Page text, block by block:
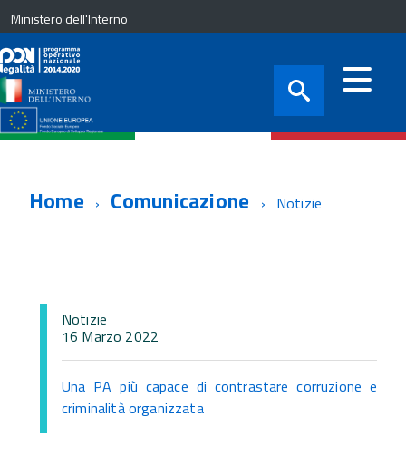
Ministero dell'Interno
Home Comunicazione Notizie
Notizie
16 Marzo 2022
Una PA più capace di contrastare corruzione e
criminalità organizzata